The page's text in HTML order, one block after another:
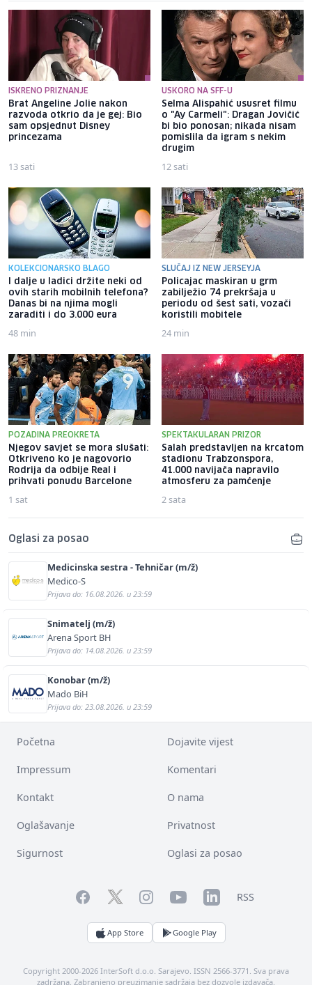
ISKRENO PRIZNANJE
Brat Angeline Jolie nakon
razvoda otkrio da je gej: Bio
sam opsjednut Disney
princezama
13 sati
USKORO NA SFF-U
Selma Alispahić ususret filmu
o "Ay Carmeli": Dragan Jovičić
bi bio ponosan; nikada nisam
pomislila da igram s nekim
drugim
12 sati
KOLEKCIONARSKO BLAGO
I dalje u ladici držite neki od
ovih starih mobilnih telefona?
Danas bi na njima mogli
zaraditi i do 3.000 eura
48 min
SLUČAJ IZ NEW JERSEYJA
Policajac maskiran u grm
zabilježio 74 prekršaja u
periodu od šest sati, vozači
koristili mobitele
24 min
POZADINA PREOKRETA
Njegov savjet se mora slušati:
Otkriveno ko je nagovorio
Rodrija da odbije Real i
prihvati ponudu Barcelone
1 sat
SPEKTAKULARAN PRIZOR
Salah predstavljen na krcatom
stadionu Trabzonspora,
41.000 navijača napravilo
atmosferu za pamćenje
2 sata
Oglasi za posao
Medicinska sestra - Tehničar (m/ž)
Medico-S
Prijava do: 16.08.2026. u 23:59
Snimatelj (m/ž)
Arena Sport BH
Prijava do: 14.08.2026. u 23:59
Konobar (m/ž)
Mado BiH
Prijava do: 23.08.2026. u 23:59
Početna Dojavite vijest
Impressum Komentari
Kontakt O nama
Oglašavanje Privatnost
Sigurnost Oglasi za posao
FacebookTwitterInstagramYouTubeLinkedInRSS
App Store Google Play
Copyright 2000-2026 InterSoft d.o.o. Sarajevo. ISSN 2566-3771. Sva prava
zadržana. Zabranjeno preuzimanje sadržaja bez dozvole izdavača.